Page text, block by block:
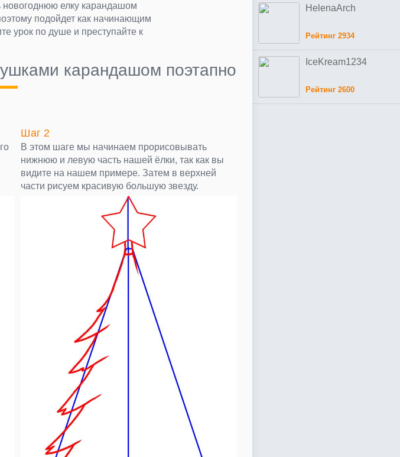
елку карандашом
подойдет как начинающим
урок по душе и преступайте к
карандашом поэтапно
Шаг 2
В этом шаге мы начинаем прорисовывать
нижнюю и левую часть нашей ёлки, так как вы
видите на нашем примере. Затем в верхней
части рисуем красивую большую звезду.
HelenaArch
Рейтинг 2934
IceKream1234
Рейтинг 2600